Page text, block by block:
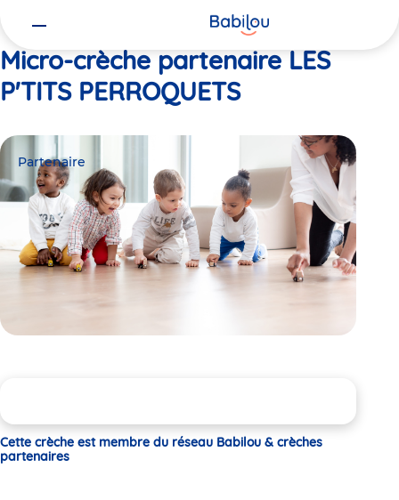
Micro-crèche partenaire LES
P'TITS PERROQUETS
Partenaire
Cette crèche est membre du réseau Babilou & crèches
partenaires